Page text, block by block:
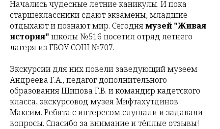
Начались чудесные летние каникулы. И пока
старшеклассники сдают экзамены, младшие
отдыхают и познают мир. Сегоднямузей "Живая
история" школы №516 посетил отряд летнего
лагеря из ГБОУ СОШ №707.
Экскурсии для них повели заведующий музеем
Андреева Г.А., педагог дополнительного
образования Шипова Г.В. и командир кадетского
класса, экскурсовод музея Мифтахутдинов
Максим. Ребята с интересом слушали и задавали
вопросы. Спасибо за внимание и тёплые отзывы!